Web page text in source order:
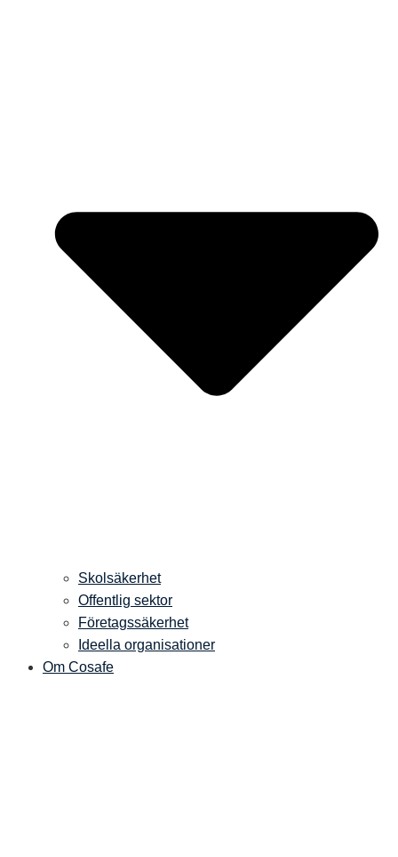
Skolsäkerhet
Offentlig sektor
Företagssäkerhet
Ideella organisationer
Om Cosafe